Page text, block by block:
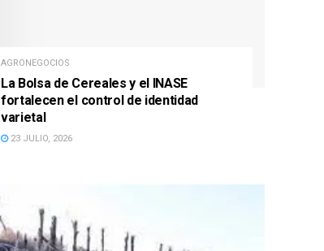
AGRONEGOCIOS
La Bolsa de Cereales y el INASE
fortalecen el control de identidad
varietal
23 JULIO, 2026